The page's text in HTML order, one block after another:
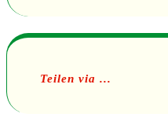
Teilen via ...